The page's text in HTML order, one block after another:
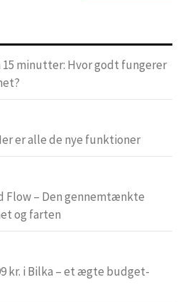
minutter: Hvor godt fungerer
er alle de nye funktioner
Flow – Den gennemtænkte
og farten
kr. i Bilka – et ægte budget-